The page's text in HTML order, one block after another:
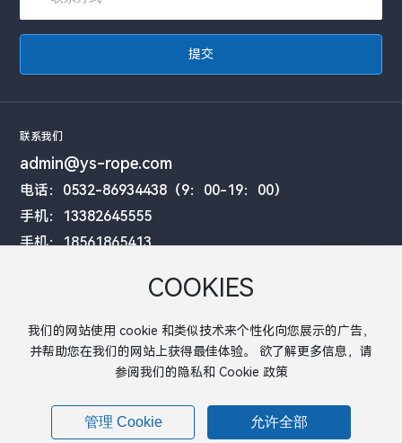
提交
联系我们
admin@ys-rope.com
电话：0532-86934438（9：00-19：00）
手机：13382645555
手机：18561865413
办公室地址：山东省青岛市黄岛区井冈山路198号金鼎大厦16楼6-9室
COOKIES
我们的网站使用 cookie 和类似技术来个性化向您展示的广告，
并帮助您在我们的网站上获得最佳体验。 欲了解更多信息，请
参阅我们的隐私和 Cookie 政策
管理 Cookie 允许全部
网站建设：
苏ICP备19068794号-2